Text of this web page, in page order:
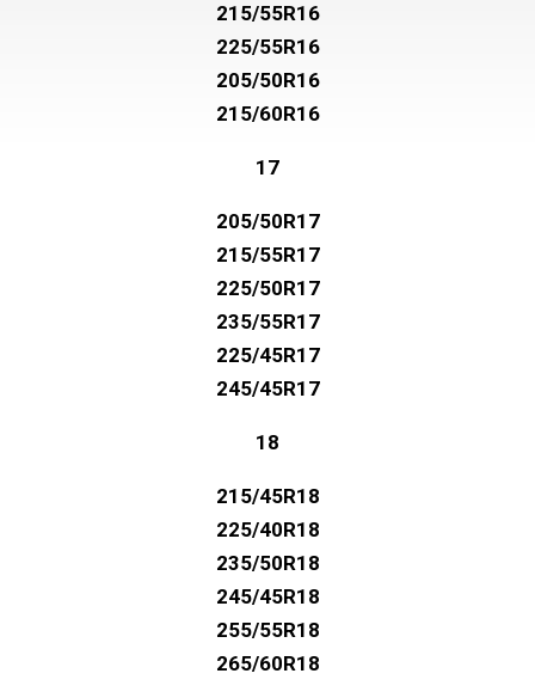
215/55R16
225/55R16
205/50R16
215/60R16
17
205/50R17
215/55R17
225/50R17
235/55R17
225/45R17
245/45R17
18
215/45R18
225/40R18
235/50R18
245/45R18
255/55R18
265/60R18